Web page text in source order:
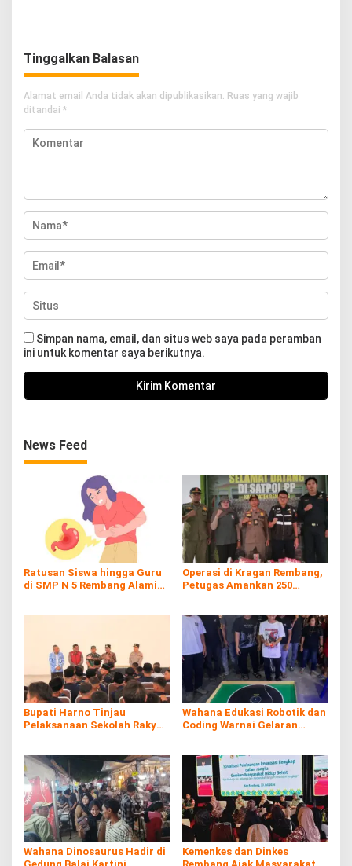
Tinggalkan Balasan
Alamat email Anda tidak akan dipublikasikan. Ruas yang wajib
ditandai *
Simpan nama, email, dan situs web saya pada peramban
ini untuk komentar saya berikutnya.
News Feed
Ratusan Siswa hingga Guru
di SMP N 5 Rembang Alami
Operasi di Kragan Rembang,
Petugas Amankan 250
Bupati Harno Tinjau
Pelaksanaan Sekolah Rakyat
Wahana Edukasi Robotik dan
Coding Warnai Gelaran
Wahana Dinosaurus Hadir di
Kemenkes dan Dinkes